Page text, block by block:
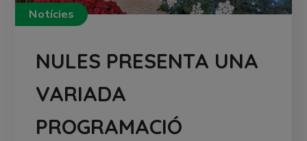
Notícies
NULES PRESENTA UNA
VARIADA
PROGRAMACIÓ